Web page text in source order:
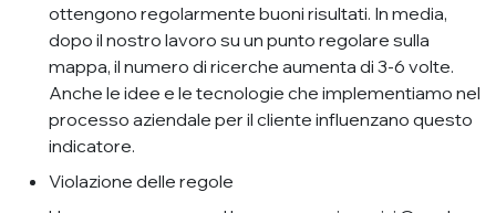
ottengono regolarmente buoni risultati. In media,
dopo il nostro lavoro su un punto regolare sulla
mappa, il numero di ricerche aumenta di 3-6 volte.
Anche le idee e le tecnologie che implementiamo nel
processo aziendale per il cliente influenzano questo
indicatore.
Violazione delle regole